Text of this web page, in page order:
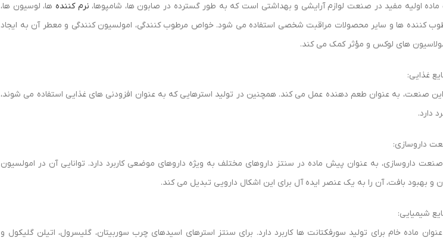
اولیه مفید در صنعت لوازم آرایشی و بهداشتی است که به طور گسترده در صابون ها، شامپوها، نرم کننده ها، لوسیون ها،
کننده ها و سایر محصولات مراقبت شخصی استفاده می شود. خواص مرطوب کنندگی، امولسیون کنندگی و معطر آن به ایجاد
های لوکس و مؤثر کمک می کند.
غذایی:
صنعت، به عنوان طعم دهنده عمل می کند. همچنین در تولید استرهایی که به عنوان افزودنی های غذایی استفاده می شوند،
دارد.
داروسازی:
داروسازی، به عنوان پیش ماده در سنتز داروهای مختلف به ویژه داروهای موضعی کاربرد دارد. توانایی آن در امولسیون
و بهبود بافت، آن را به یک عنصر ایده آل برای این اشکال دارویی تبدیل می کند.
شیمیایی:
ماده خام برای تولید سورفکتانت ها کاربرد دارد. برای سنتز استرهای اسیدهای چرب سوربیتان، گلیسرول، اتیلن گلیکول و